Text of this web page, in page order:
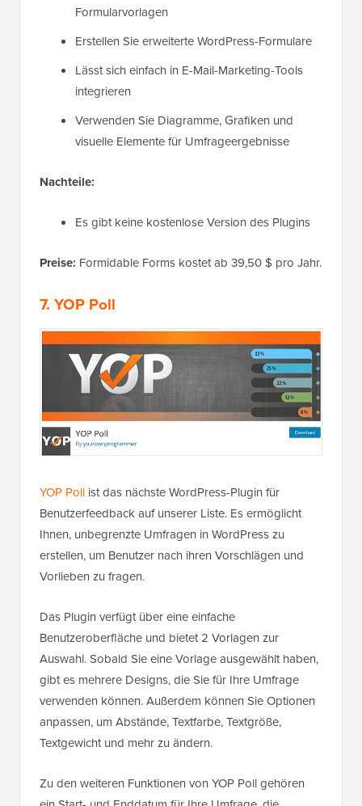
Formularvorlagen
Erstellen Sie erweiterte WordPress-Formulare
Lässt sich einfach in E-Mail-Marketing-Tools
integrieren
Verwenden Sie Diagramme, Grafiken und
visuelle Elemente für Umfrageergebnisse
Nachteile:
Es gibt keine kostenlose Version des Plugins
Preise: Formidable Forms kostet ab 39,50 $ pro Jahr.
7. YOP Poll
YOP Poll ist das nächste WordPress-Plugin für
Benutzerfeedback auf unserer Liste. Es ermöglicht
Ihnen, unbegrenzte Umfragen in WordPress zu
erstellen, um Benutzer nach ihren Vorschlägen und
Vorlieben zu fragen.
Das Plugin verfügt über eine einfache
Benutzeroberfläche und bietet 2 Vorlagen zur
Auswahl. Sobald Sie eine Vorlage ausgewählt haben,
gibt es mehrere Designs, die Sie für Ihre Umfrage
verwenden können. Außerdem können Sie Optionen
anpassen, um Abstände, Textfarbe, Textgröße,
Textgewicht und mehr zu ändern.
Zu den weiteren Funktionen von YOP Poll gehören